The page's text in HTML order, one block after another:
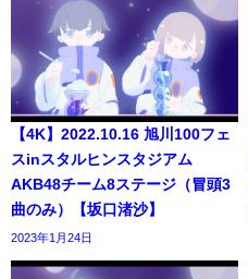
【4K】2022.10.16 旭川100フェ
スinスタルヒンスタジアム
AKB48チーム8ステージ（冒頭3
曲のみ）【坂口渚沙】
2023年1月24日